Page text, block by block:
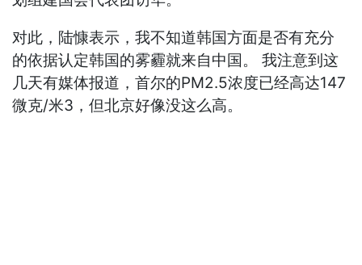
对此，陆慷表示，我不知道韩国方面是否有充分
的依据认定韩国的雾霾就来自中国。 我注意到这
几天有媒体报道，首尔的PM2.5浓度已经高达147
微克/米3，但北京好像没这么高。